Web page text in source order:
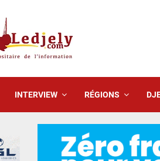
INTERVIEW RÉGIONS